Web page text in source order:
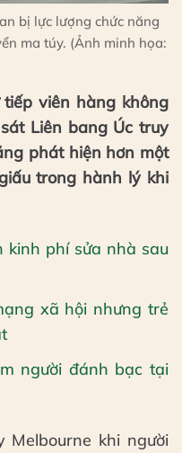
bị lực lượng chức năng
ma túy. (Ảnh minh họa:
tiếp viên hàng không
Liên bang Úc truy
phát hiện hơn một
trong hành lý khi
kinh phí sửa nhà sau
xã hội nhưng trẻ
người đánh bạc tại
khi người